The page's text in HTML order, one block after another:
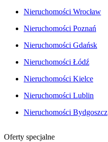
Nieruchomości Wrocław
Nieruchomości Poznań
Nieruchomości Gdańsk
Nieruchomości Łódź
Nieruchomości Kielce
Nieruchomości Lublin
Nieruchomości Bydgoszcz
Oferty specjalne